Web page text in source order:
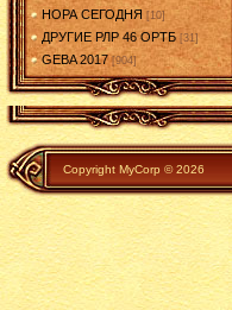
НОРА СЕГОДНЯ [10]
ДРУГИЕ РЛР 46 ОРТБ [31]
GEBA 2017 [904]
Copyright MyCorp © 2026